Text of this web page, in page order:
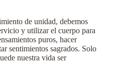
de unidad, debemos
y utilizar el cuerpo para
puros, hacer
sentimientos sagrados. Solo
nuestra vida ser